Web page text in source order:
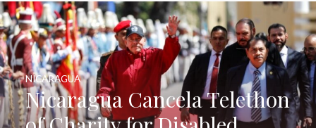
Nicaragua Cancela Telethon
NICARAGUA